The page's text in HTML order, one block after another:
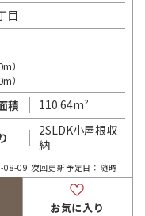
目
）
）
積 110.64m²
2SLDK小屋根収
納
09 次回更新予定日：随時
お気に入り